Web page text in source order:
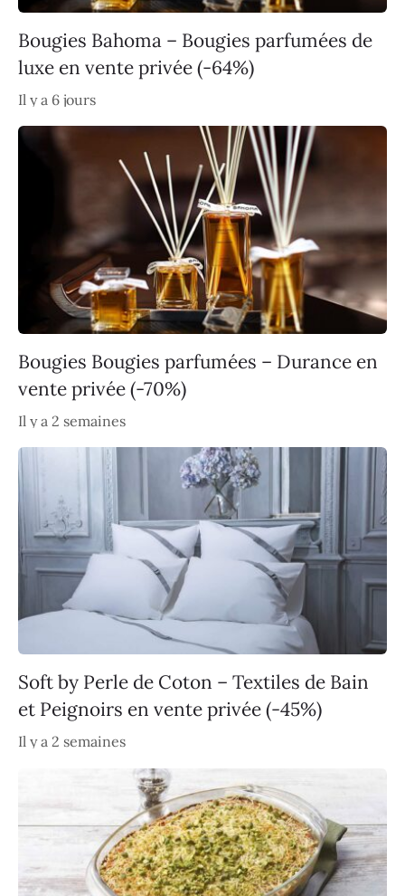
Bougies Bahoma – Bougies parfumées de
luxe en vente privée (-64%)
Il y a 6 jours
Bougies Bougies parfumées – Durance en
vente privée (-70%)
Il y a 2 semaines
Soft by Perle de Coton – Textiles de Bain
et Peignoirs en vente privée (-45%)
Il y a 2 semaines